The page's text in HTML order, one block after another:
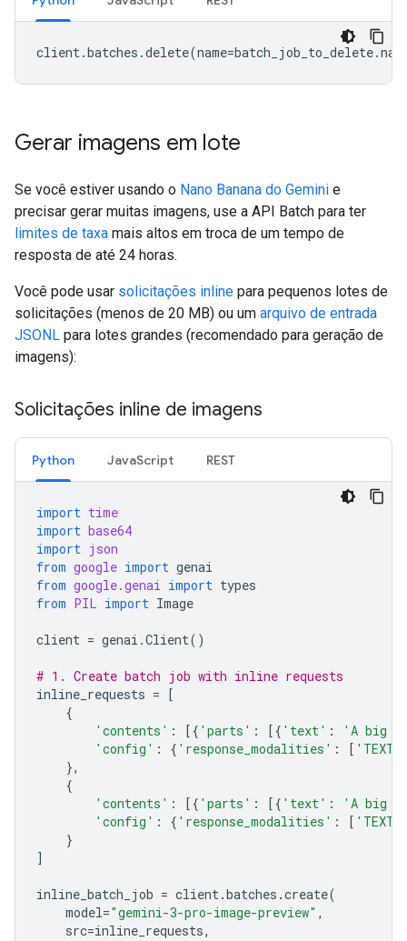
client.batches .delete(name=batch_job_to_delete.
Gerar imagens em lote
Se você estiver usando o Nano Banana do Gemini e
precisar gerar muitas imagens, use a API Batch para ter
limites de taxa mais altos em troca de um tempo de
resposta de até 24 horas.
Você pode usar solicitações inline para pequenos lotes de
solicitações (menos de 20 MB) ou um arquivo de entrada
JSONL para lotes grandes (recomendado para geração de
imagens):
Solicitações inline de imagens
Python JavaScript REST
import time
import base64
import json
from google import genai
from google.genai import types
from PIL import Image
client = genai .Client()
# 1. Create batch job with inline requests
inline_requests = [
{
'contents' : [{ 'parts' : [{ 'text' :
'A big
'config' : { 'response_modalities' : [ 'TEXT'
},
{
'contents' : [{ 'parts' : [{ 'text' :
'A big
'config' : { 'response_modalities' : [ 'TEXT'
}
]
inline_batch_job = client.batches .create(
model="gemini-3-pro-image-preview" ,
src=inline_requests,